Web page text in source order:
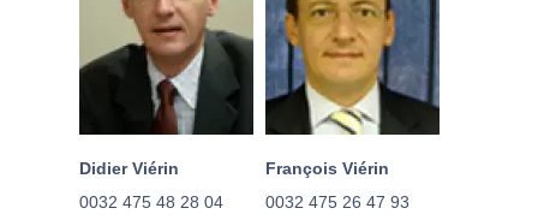
Didier Viérin
0032 475 48 28 04
François Viérin
0032 475 26 47 93